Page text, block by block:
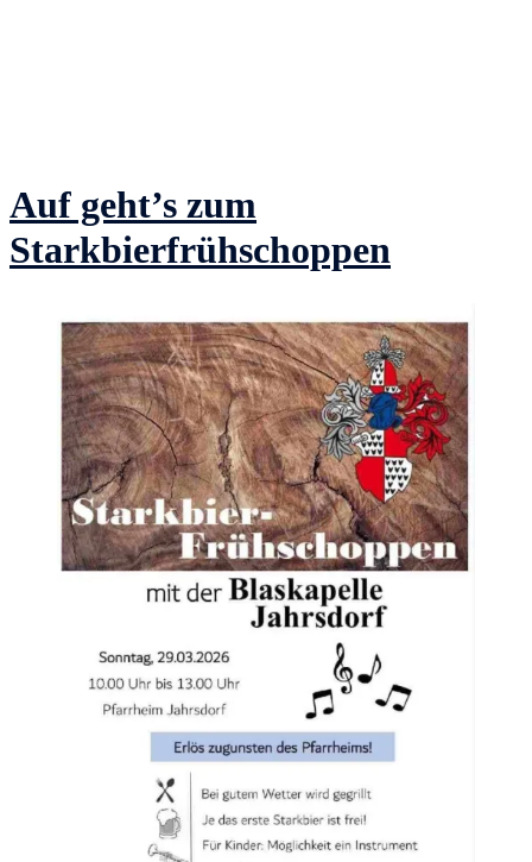
Auf geht’s zum
Starkbierfrühschoppen